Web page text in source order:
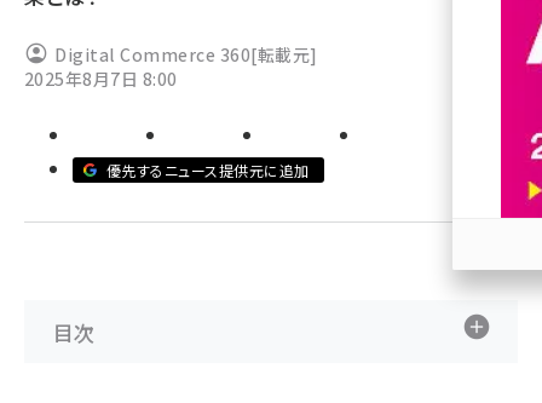
ビィ・フォアード (781)
revico (744)
Digital Commerce 360[転載元]
2025年8月7日 8:00
優先するニュース提供元に追加
目次
参